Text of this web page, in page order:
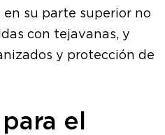
en su parte superior no
con tejavanas, y
y protección de
el